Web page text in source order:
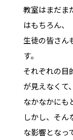
教室はまだま
はもちろん、
生徒の皆さん
す。
それぞれの目
が見えなくて、
なかなかにも
しかし、そん
な影響となっ